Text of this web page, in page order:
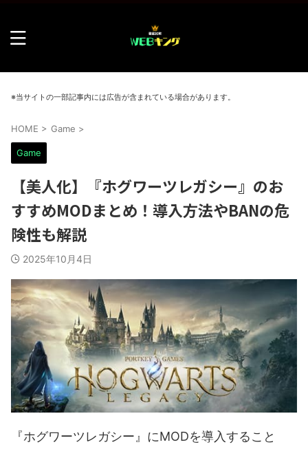
※当サイトの一部記事内には広告が含まれている場合があります。
HOME > Game >
Game
【美人化】『ホグワーツレガシー』のお
すすめMODまとめ！導入方法やBANの危
険性も解説
2025年10月4日
『ホグワーツレガシー』にMODを導入すること